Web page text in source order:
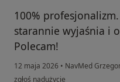
100%
starannie wyjaśnia i
Polecam!
12 maja 2026 • NavMed
w opinii użytkownika BO
zgłoś nadużycie